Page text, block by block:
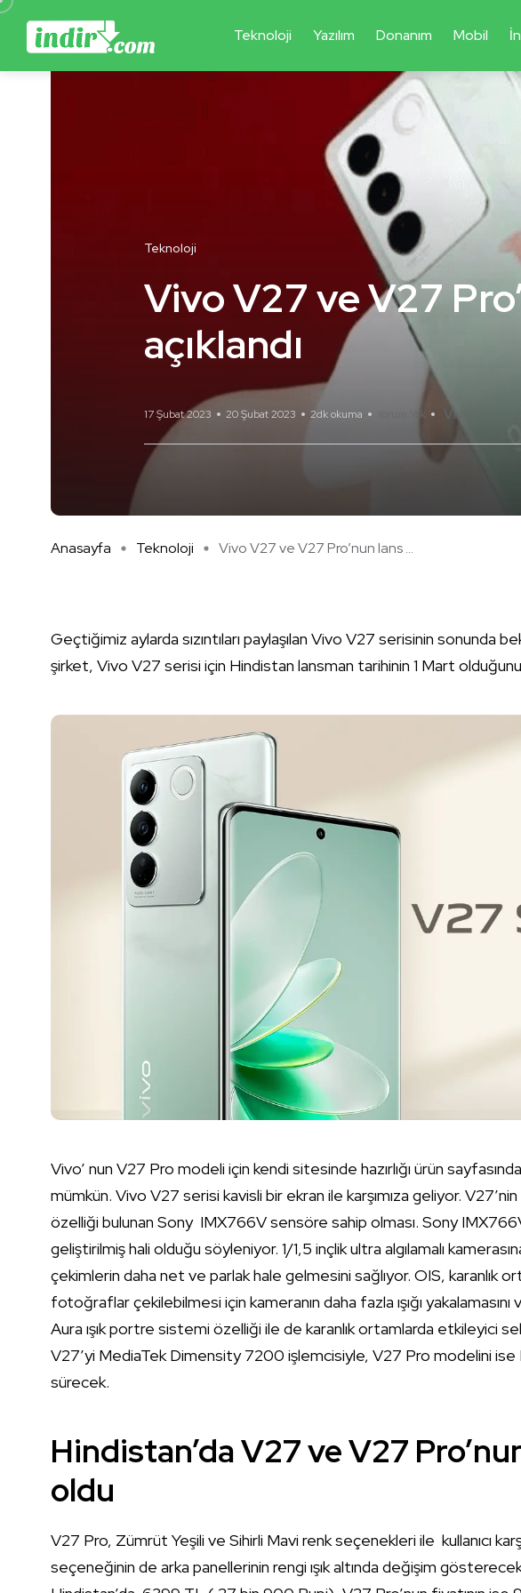
Teknoloji Yazılım Donanım Mobil
Teknoloji
Vivo V27 ve V27
açıklandı
17 Şubat 2023 20 Şubat 2023 2dk okuma Yorum Yok Vivo
Anasayfa Teknoloji Vivo V27 ve V27 Pro’nun lans ...
Geçtiğimiz aylarda sızıntıları paylaşılan Vivo V27 serisinin sonunda
şirket, Vivo V27 serisi için Hindistan lansman tarihinin 1 Mart olduğunu
Vivo’ nun V27 Pro modeli için kendi sitesinde hazırlığı ürün
mümkün. Vivo V27 serisi kavisli bir ekran ile karşımıza geliyor.
özelliği bulunan Sony IMX766V sensöre sahip olması. Sony
geliştirilmiş hali olduğu söyleniyor. 1/1,5 inçlik ultra algılamalı
çekimlerin daha net ve parlak hale gelmesini sağlıyor. OIS, karanlık
fotoğraflar çekilebilmesi için kameranın daha fazla ışığı yakalamasını
Aura ışık portre sistemi özelliği ile de karanlık ortamlarda etkileyici
V27’yi MediaTek Dimensity 7200 işlemcisiyle, V27 Pro modelini
sürecek.
Hindistan’da V27 ve V27
oldu
V27 Pro, Zümrüt Yeşili ve Sihirli Mavi renk seçenekleri ile kullanıcı
seçeneğinin de arka panellerinin rengi ışık altında değişim